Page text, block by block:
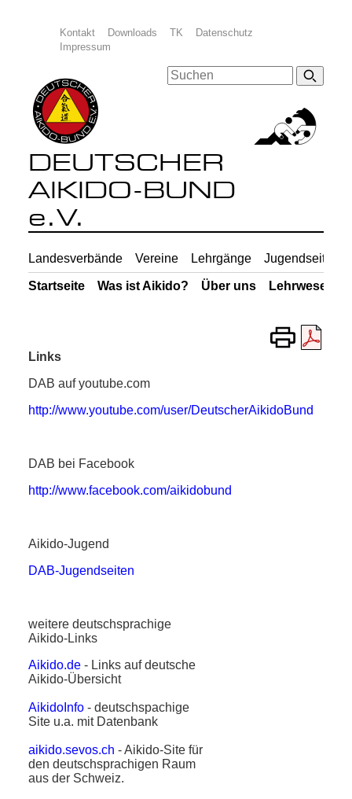
Kontakt Downloads TK
Datenschutz
Impressum
DEUTSCHER
AIKIDO-BUND
e.V.
Landesverbände Vereine Lehrgänge Jugendseiten
Startseite Was ist Aikido? Über uns Lehrwesen
Links
DAB auf youtube.com
http://www.youtube.com/user/DeutscherAikidoBund
DAB bei Facebook
http://www.facebook.com/aikidobund
Aikido-Jugend
DAB-Jugendseiten
weitere deutschsprachige
Aikido-Links
Aikido.de- Links auf deutsche
Aikido-Übersicht
AikidoInfo- deutschspachige
Site u.a. mit Datenbank
aikido.sevos.ch - Aikido-Site für
den deutschsprachigen Raum
aus der Schweiz.